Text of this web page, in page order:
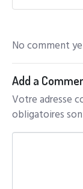
No comment
Add a
Votre adresse
obligatoires
C